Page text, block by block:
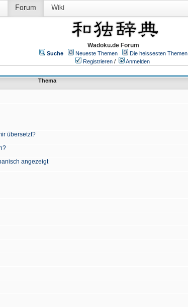
Forum Wiki
Wadoku.de Forum
Suche Neueste Themen
Die heissesten Themen
Registrieren /
Anmelden
Thema
übersetzt?
angezeigt